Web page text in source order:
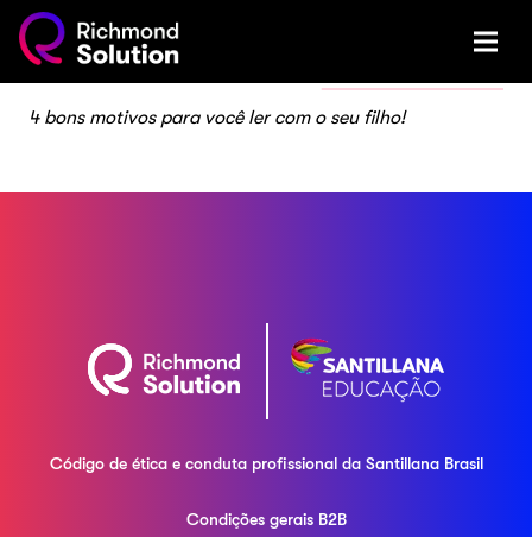
4 bons motivos para você ler com o seu filho!
Código de ética e conduta profissional daSantillana Brasil
Condições gerais B2B